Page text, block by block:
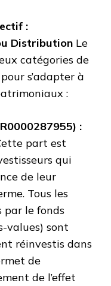
:
Distribution Le
catégories de
s’adapter à
:
:
part est
qui
de leur
Tous les
par le fonds
values) sont
réinvestis dans
de
de l’effet